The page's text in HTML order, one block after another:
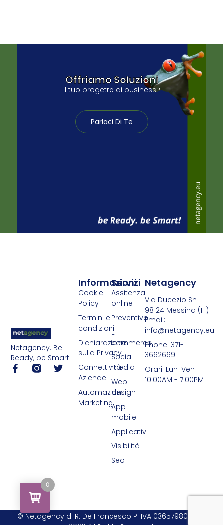
Offriamo Soluzioni
Il tuo progetto di business?
Parlaci Di Te
Netagency. Be
Ready, be Smart!
Servizi
Assitenza
online
Preventivo
E-
commerce
Social
media
Web
design
App
mobile
Applicativi
Visibilità
Seo
Informazioni
Cookie
Policy
Termini e
condizioni
Dichiarazione
sulla Privacy
Connettività
Aziende
Automazioni
Marketing
Netagency
Via Ducezio Sn
98124 Messina (IT)
Email:
info@netagency.eu
Phone: 371-
3662669
Orari: Lun-Ven
10:00AM - 7:00PM
© Netagency di R. De Francesco P. IVA 03657980839 -
0